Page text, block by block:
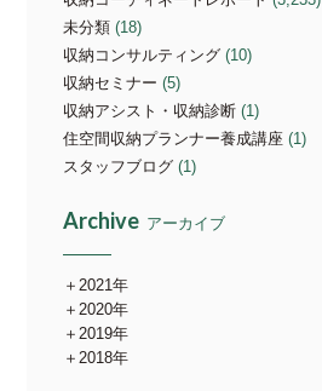
未分類 (18)
収納コンサルティング (10)
収納セミナー (5)
収納アシスト・収納診断 (1)
住空間収納プランナー養成講座 (1)
スタッフブログ (1)
Archive アーカイブ
2021年
2020年
2019年
2018年